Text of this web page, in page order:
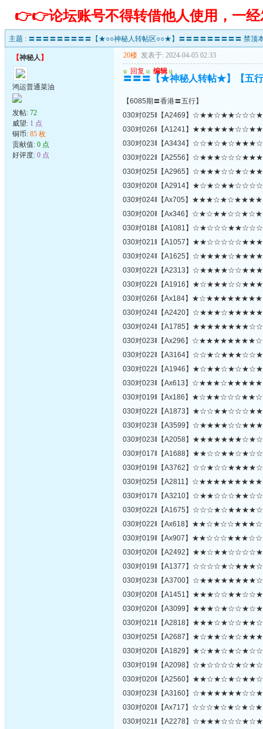
👉👉论坛账号不得转借他人使用，一
主题 : 〓〓〓〓〓〓〓〓〓【★○○神秘人转帖区○○★】〓〓〓〓〓〓〓〓〓 禁顶
【神秘人 】
鸿运普通菜油
发帖: 72
威望: 1 点
铜币: 85 枚
贡献值: 0 点
好评度: 0 点
20楼 发表于: 2024-04-05 02:33
u 回复 u 编辑 u
〓〓〓【★神秘人转帖★】
【6085期〓香港〓五行】
030对025‖【A2469】
030对026‖【A1241】
030对023‖【A3434】
030对022‖【A2556】
030对025‖【A2965】
030对020‖【A2914】
030对024‖【Ax705】
030对020‖【Ax346】
030对018‖【A1081】
030对021‖【A1057】
030对024‖【A1625】
030对022‖【A2313】
030对022‖【A1916】
030对026‖【Ax184】
030对024‖【A2420】
030对024‖【A1785】
030对023‖【Ax296】
030对022‖【A3164】
030对022‖【A1946】
030对023‖【Ax613】
030对019‖【Ax186】
030对022‖【A1873】
030对023‖【A3599】
030对023‖【A2058】
030对017‖【A1688】
030对019‖【A3762】
030对025‖【A2811】
030对017‖【A3210】
030对022‖【A1675】
030对022‖【Ax618】
030对019‖【Ax907】
030对020‖【A2492】
030对019‖【A1377】
030对023‖【A3700】
030对020‖【A1451】
030对020‖【A3099】
030对021‖【A2818】
030对025‖【A2687】
030对020‖【A1829】
030对019‖【A2098】
030对020‖【A2560】
030对023‖【A3160】
030对020‖【Ax717】
030对021‖【A2278】